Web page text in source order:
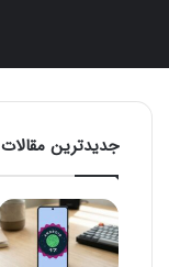
جدیدترین مقالات